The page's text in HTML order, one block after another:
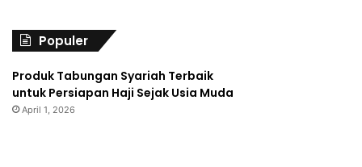
Populer
Produk Tabungan Syariah Terbaik
untuk Persiapan Haji Sejak Usia Muda
April 1, 2026